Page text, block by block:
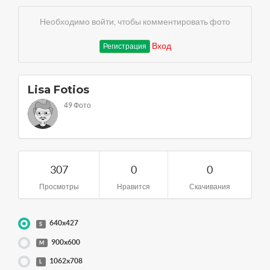
Необходимо войти, чтобы комментировать фото
Регистрация Вход
Lisa Fotios
49 Фото
307
Просмотры
0
Нравится
0
Скачивания
S 640x427
M 900x600
L 1062x708